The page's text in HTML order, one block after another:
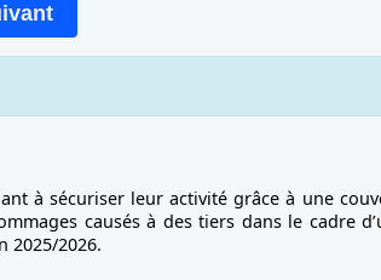
à sécuriser leur activité grâce à une
causés à des tiers dans le cadre
2025/2026.